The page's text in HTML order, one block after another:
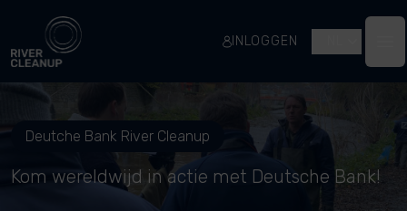
River Cleanup
INLOGGEN
Deutche Bank River Cleanup
Kom wereldwijd in actie met Deutsche Bank!